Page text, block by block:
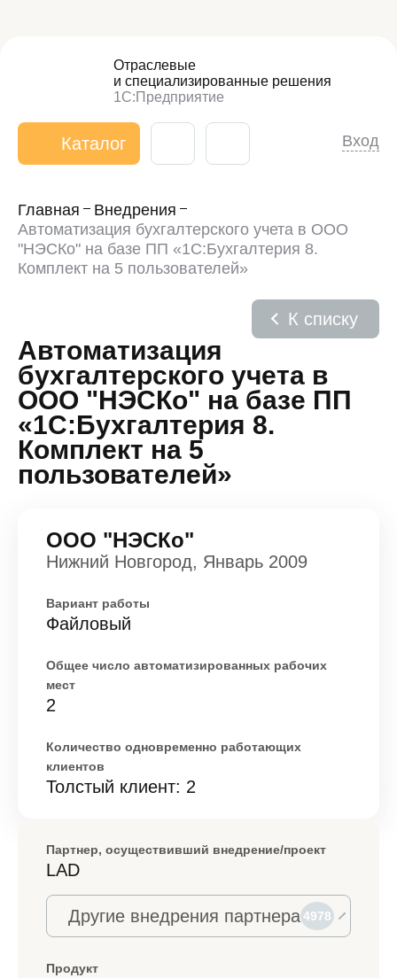
Отраслевые
и специализированные решения
1С:Предприятие
Каталог Вход
Главная
Внедрения
Автоматизация бухгалтерского учета в ООО
"НЭСКо" на базе ПП «1С:Бухгалтерия 8.
Комплект на 5 пользователей»
Автоматизация
бухгалтерского учета в
ООО "НЭСКо" на базе ПП
«1С:Бухгалтерия 8.
Комплект на 5
пользователей»
К списку
ООО "НЭСКо"
Нижний Новгород, Январь 2009
Вариант работы
Файловый
Общее число автоматизированных рабочих
мест
2
Количество одновременно работающих
клиентов
Толстый клиент: 2
Партнер, осуществивший внедрение/проект
LAD
Другие внедрения партнера4978
Продукт